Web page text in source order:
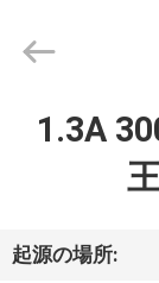
製
2026
1.3A
起源の場所: